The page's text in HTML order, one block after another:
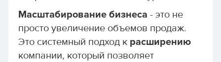
Масштабирование бизнеса - это не
просто увеличение объемов продаж.
Это системный подход к расширению
компании, который позволяет